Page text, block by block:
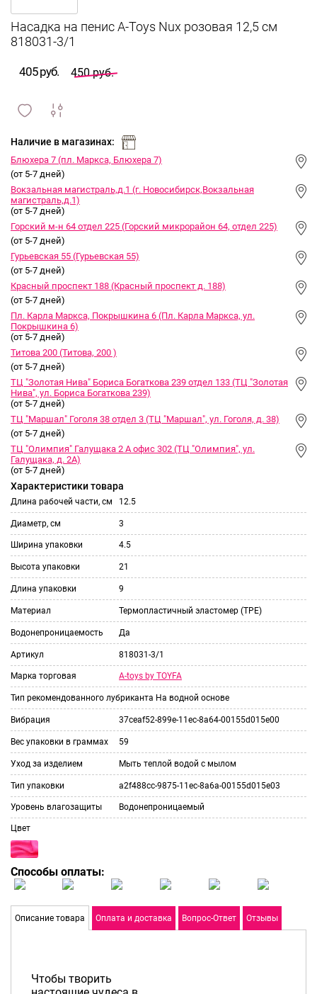
405 руб. 450 руб.
и
Наличие в магазинах:
Блюхера 7 (пл. Маркса, Блюхера 7)
(от 5-7 дней)
Вокзальная магистраль,д.1 (г. Новосибирск,Вокзальная
магистраль,д.1)
(от 5-7 дней)
Горский м-н 64 отдел 225 (Горский микрорайон 64, отдел 225)
(от 5-7 дней)
Гурьевская 55 (Гурьевская 55)
(от 5-7 дней)
Красный проспект 188 (Красный проспект д. 188)
(от 5-7 дней)
Пл. Карла Маркса, Покрышкина 6 (Пл. Карла Маркса, ул.
Покрышкина 6)
(от 5-7 дней)
Титова 200 (Титова, 200 )
(от 5-7 дней)
ТЦ "Золотая Нива" Бориса Богаткова 239 отдел 133 (ТЦ "Золотая
Нива", ул. Бориса Богаткова 239)
(от 5-7 дней)
ТЦ "Маршал" Гоголя 38 отдел 3 (ТЦ "Маршал", ул. Гоголя, д. 38)
(от 5-7 дней)
ТЦ "Олимпия" Галущака 2 А офис 302 (ТЦ "Олимпия", ул.
Галущака, д. 2А)
(от 5-7 дней)
Характеристики товара
Длина рабочей части, см 12.5
Диаметр, см 3
Ширина упаковки 4.5
Высота упаковки 21
Длина упаковки 9
Материал Термопластичный эластомер (TPE)
Водонепроницаемость Да
Артикул 818031-3/1
Марка торговая A-toys by TOYFA
Тип рекомендованного лубриканта На водной основе
Вибрация 37ceaf52-899e-11ec-8a64-00155d015e00
Вес упаковки в граммах 59
Уход за изделием Мыть теплой водой с мылом
Тип упаковки a2f488cc-9875-11ec-8a6a-00155d015e03
Уровень влагозащиты Водонепроницаемый
Цвет
Способы оплаты:
Описание товара Оплата и доставка Вопрос-Ответ Отзывы
Чтобы творить